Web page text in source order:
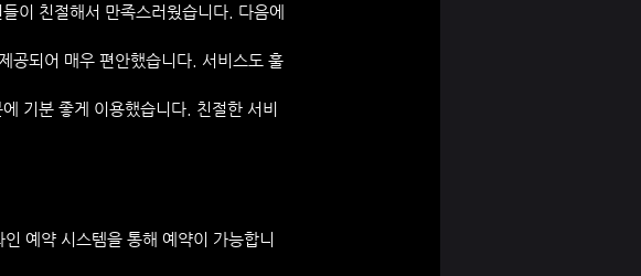
이 친절해서 만족스러웠습니다. 다음에
공되어 매우 편안했습니다. 서비스도 훌
기분 좋게 이용했습니다. 친절한 서비
예약 시스템을 통해 예약이 가능합니